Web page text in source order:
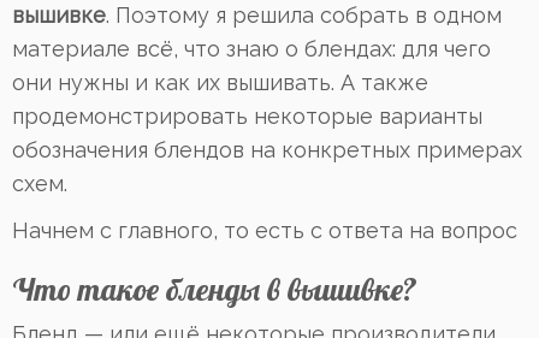
вышивке. Поэтому я решила собрать в одном
материале всё, что знаю о блендах: для чего
они нужны и как их вышивать. А также
продемонстрировать некоторые варианты
обозначения блендов на конкретных примерах
схем.
Начнем с главного, то есть с ответа на вопрос
Что такое бленды в вышивке?